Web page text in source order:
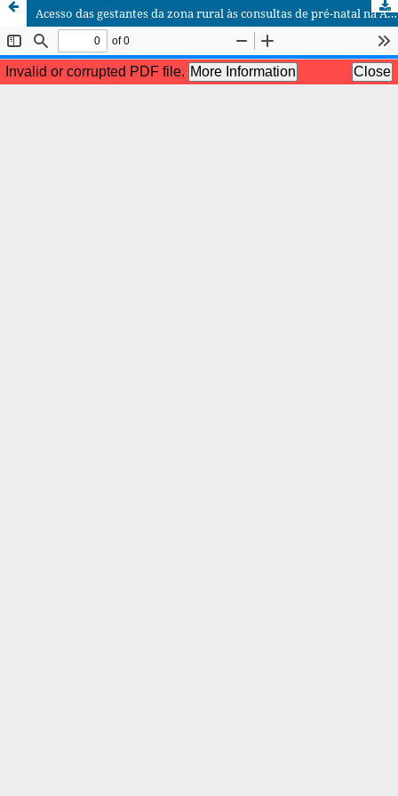
Acesso das gestantes da zona rural às consultas de pré-natal na Atenção Primária no município de Rio Verde- GO.